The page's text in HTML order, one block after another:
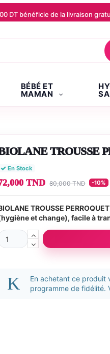
DT bénéficie de la livraison
BÉBÉ ET
MAMAN
TROUSSE
En Stock
TND 80,000 TND -10%
TROUSSE
et change), facile à
En achetant ce produit
programme de fidélité.